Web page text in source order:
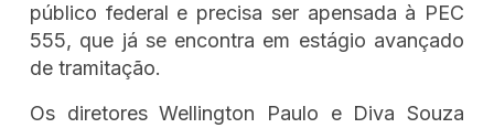
público federal e precisa ser apensada à PEC
555, que já se encontra em estágio avançado
de tramitação.
Os diretores Wellington Paulo e Diva Souza